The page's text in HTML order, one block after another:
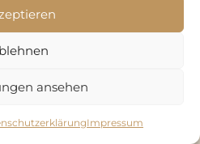
ansehen
Impressum